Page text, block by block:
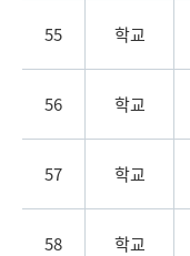
55 학교
56 학교
57 학교
58 학교